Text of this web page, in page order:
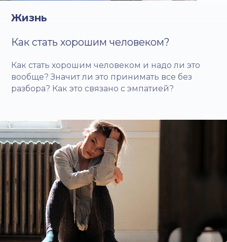
Жизнь
Как стать хорошим человеком?
Как стать хорошим человеком и надо ли это
вообще? Значит ли это принимать все без
разбора? Как это связано с эмпатией?